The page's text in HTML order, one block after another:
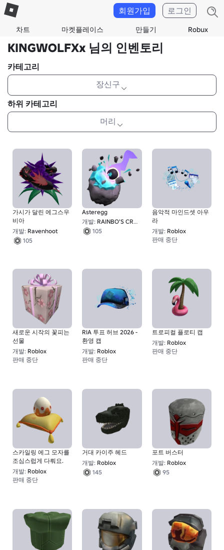
차트 마켓플레이스 만들기 Robux
회원가입 로그인
KINGWOLFXx 님의 인벤토리
카테고리
장신구
하위 카테고리
머리
가시가 달린 에그스우
비아
개발: Ravenhoot
105
Asteregg
개발: RAINBO'S CREATIONS
105
음악적 마인드셋 아우
라
개발: Roblox
판매 중단
새로운 시작의 꽃피는
선물
개발: Roblox
판매 중단
1
RIA 투표 허브 2026 -
환영 캡
개발: Roblox
판매 중단
트로피컬 플로티 캡
개발: Roblox
판매 중단
스카일링 에그 모자를
조심스럽게 다뤄요.
개발: Roblox
판매 중단
거대 카이주 헤드
개발: Roblox
145
포트 버스터
개발: Roblox
95